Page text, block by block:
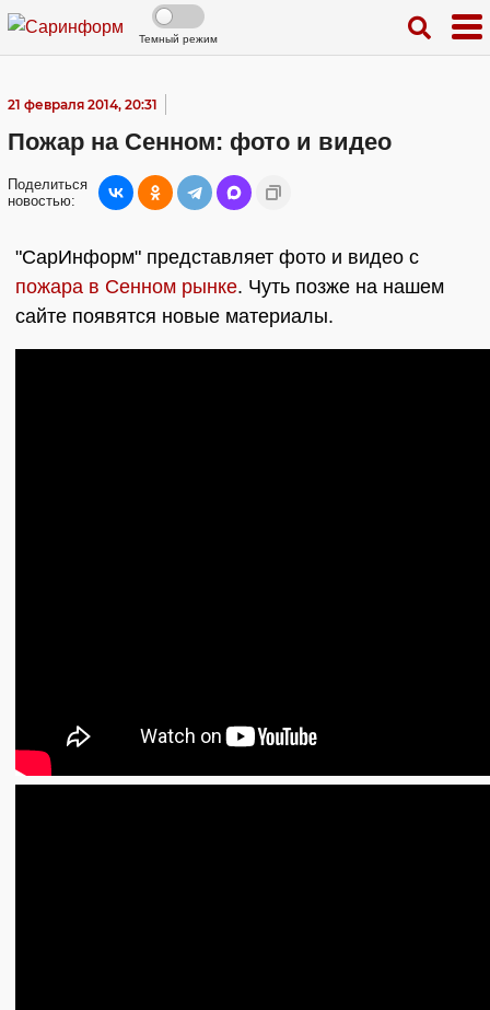
Темный режим
21 февраля 2014, 20:31
Пожар на Сенном: фото и видео
Поделиться
новостью:
"СарИнформ" представляет фото и видео с
пожара в Сенном рынке. Чуть позже на нашем
сайте появятся новые материалы.